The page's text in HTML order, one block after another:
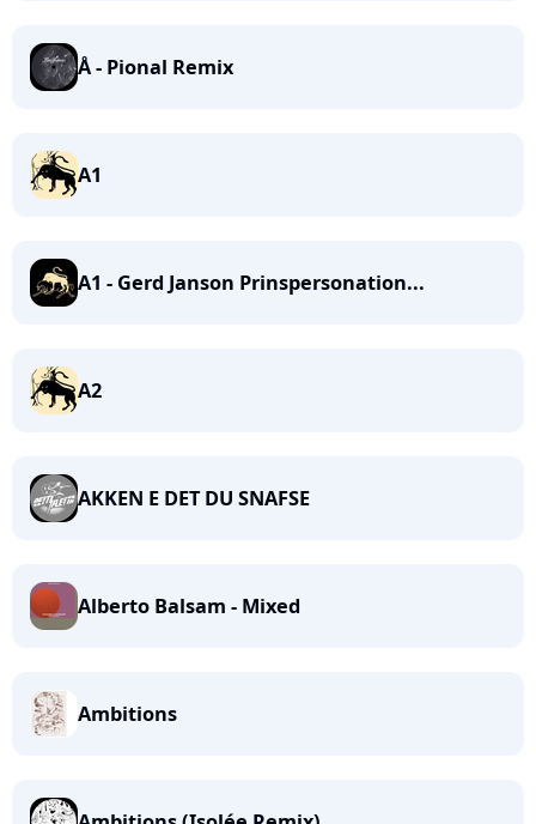
Å - Pional Remix
A1
A1 - Gerd Janson Prinspersonation...
A2
AKKEN E DET DU SNAFSE
Alberto Balsam - Mixed
Ambitions